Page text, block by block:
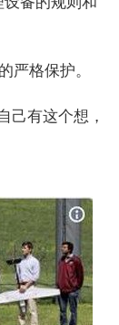
严格保护。
己有这个想，